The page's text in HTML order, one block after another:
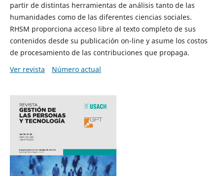
partir de distintas herramientas de análisis tanto de las
humanidades como de las diferentes ciencias sociales.
RHSM proporciona acceso libre al texto completo de sus
contenidos desde su publicación on-line y asume los costos
de procesamiento de las contribuciones que propaga.
Ver revista
Número actual